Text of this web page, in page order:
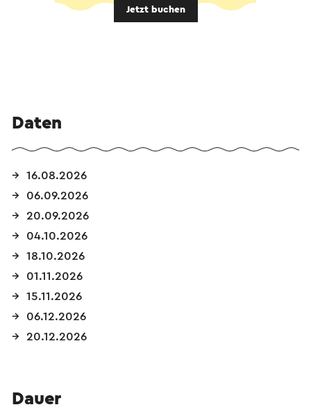
Jetzt buchen
Daten
16.08.2026
06.09.2026
20.09.2026
04.10.2026
18.10.2026
01.11.2026
15.11.2026
06.12.2026
20.12.2026
Dauer